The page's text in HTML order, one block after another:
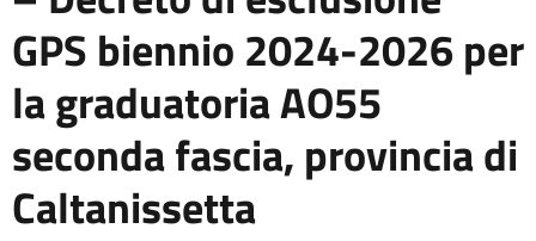
GPS biennio 2024-2026 per
la graduatoria AO55
seconda fascia, provincia di
Caltanissetta